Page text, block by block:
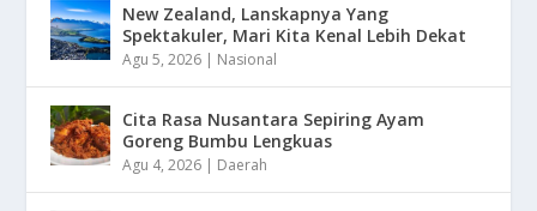
New Zealand, Lanskapnya Yang
Spektakuler, Mari Kita Kenal Lebih Dekat
Agu 5, 2026 | Nasional
Cita Rasa Nusantara Sepiring Ayam
Goreng Bumbu Lengkuas
Agu 4, 2026 | Daerah